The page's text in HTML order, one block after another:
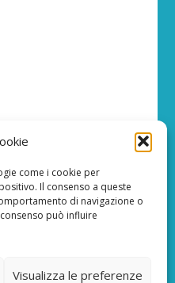
come i cookie per
Il consenso a queste
di navigazione o
può influire
Visualizza le preferenze